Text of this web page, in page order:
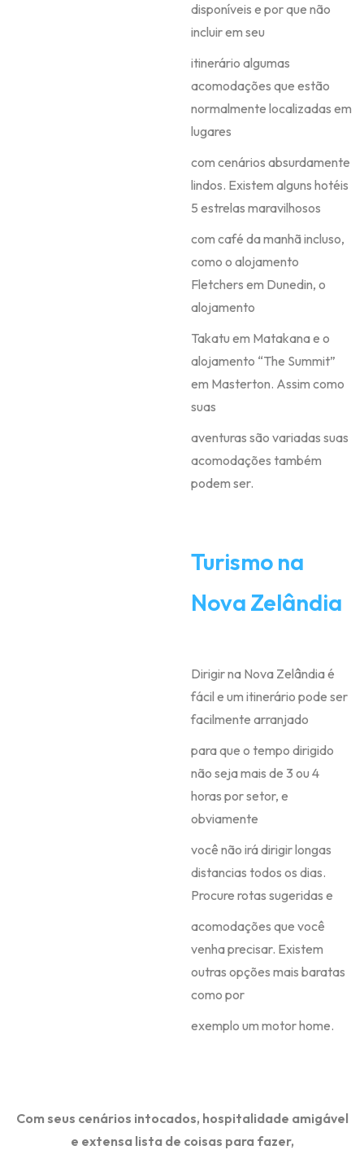
disponíveis e por que não
incluir em seu
itinerário algumas
acomodações que estão
normalmente localizadas em
lugares
com cenários absurdamente
lindos. Existem alguns hotéis
5 estrelas maravilhosos
com café da manhã incluso,
como o alojamento
Fletchers em Dunedin, o
alojamento
Takatu em Matakana e o
alojamento “The Summit”
em Masterton. Assim como
suas
aventuras são variadas suas
acomodações também
podem ser.
Turismo na
Nova Zelândia
Dirigir na Nova Zelândia é
fácil e um itinerário pode ser
facilmente arranjado
para que o tempo dirigido
não seja mais de 3 ou 4
horas por setor, e
obviamente
você não irá dirigir longas
distancias todos os dias.
Procure rotas sugeridas e
acomodações que você
venha precisar. Existem
outras opções mais baratas
como por
exemplo um motor home.
Com seus cenários intocados, hospitalidade amigável
e extensa lista de coisas para fazer,